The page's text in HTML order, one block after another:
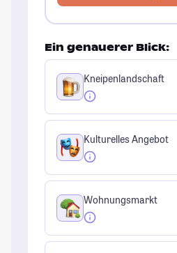
Ein genauerer Blick:
Kneipenlandschaft
Kulturelles Angebot
Wohnungsmarkt